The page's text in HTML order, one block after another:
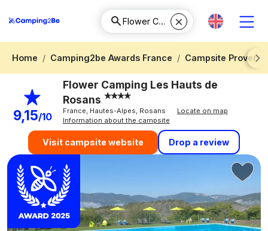
Home Camping2be Awards France
Campsite
Next
9,15/10
Flower Camping Les Hauts de
Rosans
France, Hautes-Alpes, Rosans
Locate on map
Information about the campsite
Visit campsite website Drop a review